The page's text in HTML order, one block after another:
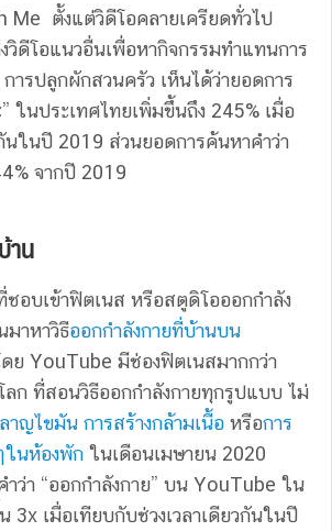
Me ตั้งแต่วิดีโอคลายเครียดทั่วไป
วิดีโอแนวอื่นเพื่อหากิจกรรมทำแทนการ
ารปลูกผักสวนครัว เห็นได้ว่ายอดการ
ในประเทศไทยเพิ่มขึ้นถึง 245% เมื่อ
นในปี 2019 ส่วนยอดการค้นหาคำว่า
จากปี 2019
าน
ชอบเข้าฟิตเนส หรือสตูดิโอออกกำลัง
มาหาวิธีออกกำลังกายที่บ้านบน
ย YouTube มีช่องฟิตเนสมากกว่า
ลก ที่สอนวิธีออกกำลังกายทุกรูปแบบ ไม่
าญไขมัน การสร้างกล้ามเนื้อ หรือการ
ในห้องพัก ในเดือนเมษายน 2020
ว่า “ออกกำลังกาย” บน YouTube ใน
3x เมื่อเทียบกับช่วงเวลาเดียวกันในปี